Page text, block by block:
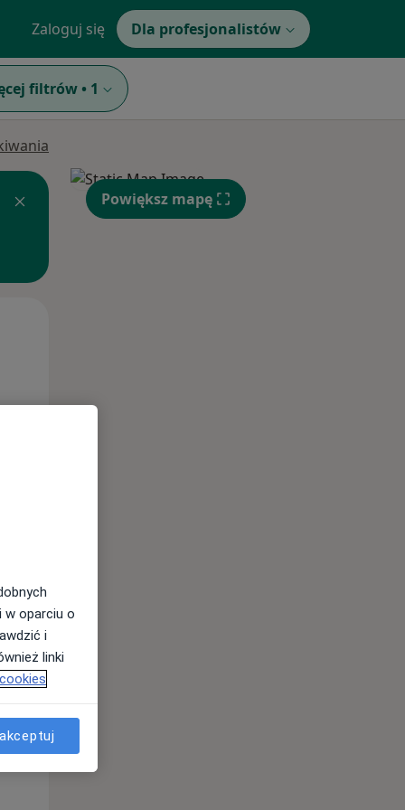
Zaloguj się Dla profesjonalistów
filtrów • 1
Wt,
11 Sie
Powiększ mapę
w oparciu o
i
linki